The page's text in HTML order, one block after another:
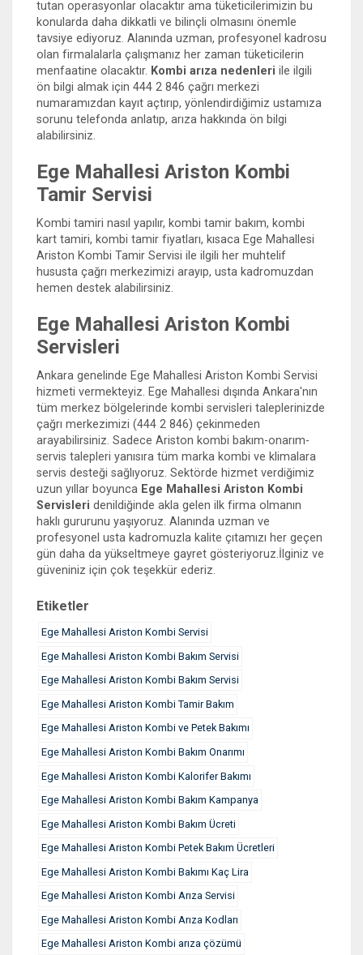
tutan operasyonlar olacaktır ama tüketicilerimizin bu
konularda daha dikkatli ve bilinçli olmasını önemle
tavsiye ediyoruz. Alanında uzman, profesyonel kadrosu
olan firmalalarla çalışmanız her zaman tüketicilerin
menfaatine olacaktır. Kombi arıza nedenleri ile ilgili
ön bilgi almak için 444 2 846 çağrı merkezi
numaramızdan kayıt açtırıp, yönlendirdiğimiz ustamıza
sorunu telefonda anlatıp, arıza hakkında ön bilgi
alabilirsiniz.
Ege Mahallesi Ariston Kombi
Tamir Servisi
Kombi tamiri nasıl yapılır, kombi tamir bakım, kombi
kart tamiri, kombi tamir fiyatları, kısaca Ege Mahallesi
Ariston Kombi Tamir Servisi ile ilgili her muhtelif
hususta çağrı merkezimizi arayıp, usta kadromuzdan
hemen destek alabilirsiniz.
Ege Mahallesi Ariston Kombi
Servisleri
Ankara genelinde Ege Mahallesi Ariston Kombi Servisi
hizmeti vermekteyiz. Ege Mahallesi dışında Ankara'nın
tüm merkez bölgelerinde kombi servisleri taleplerinizde
çağrı merkezimizi (444 2 846) çekinmeden
arayabilirsiniz. Sadece Ariston kombi bakım-onarım-
servis talepleri yanısıra tüm marka kombi ve klimalara
servis desteği sağlıyoruz. Sektörde hizmet verdiğimiz
uzun yıllar boyunca Ege Mahallesi Ariston Kombi
Servisleri denildiğinde akla gelen ilk firma olmanın
haklı gururunu yaşıyoruz. Alanında uzman ve
profesyonel usta kadromuzla kalite çıtamızı her geçen
gün daha da yükseltmeye gayret gösteriyoruz.İlginiz ve
güveniniz için çok teşekkür ederiz.
Etiketler
Ege Mahallesi Ariston Kombi Servisi
Ege Mahallesi Ariston Kombi Bakım Servisi
Ege Mahallesi Ariston Kombi Bakım Servisi
Ege Mahallesi Ariston Kombi Tamir Bakım
Ege Mahallesi Ariston Kombi ve Petek Bakımı
Ege Mahallesi Ariston Kombi Bakım Onarımı
Ege Mahallesi Ariston Kombi Kalorifer Bakımı
Ege Mahallesi Ariston Kombi Bakım Kampanya
Ege Mahallesi Ariston Kombi Bakım Ücreti
Ege Mahallesi Ariston Kombi Petek Bakım Ücretleri
Ege Mahallesi Ariston Kombi Bakımı Kaç Lira
Ege Mahallesi Ariston Kombi Arıza Servisi
Ege Mahallesi Ariston Kombi Arıza Kodları
Ege Mahallesi Ariston Kombi arıza çözümü